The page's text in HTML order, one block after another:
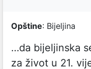
Opštine: Bijeljina
…da bijeljinska
za život u 21.